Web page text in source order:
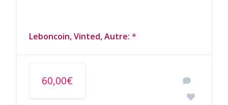
Leboncoin, Vinted, Autre: *
60,00€